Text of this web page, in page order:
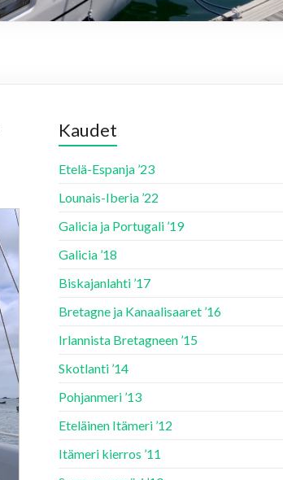
Kaudet
Etelä-Espanja ’23
Lounais-Iberia ’22
Galicia ja Portugali ’19
Galicia ’18
Biskajanlahti ’17
Bretagne ja Kanaalisaaret ’16
Irlannista Bretagneen ’15
Skotlanti ’14
Pohjanmeri ’13
Eteläinen Itämeri ’12
Itämeri kierros ’11